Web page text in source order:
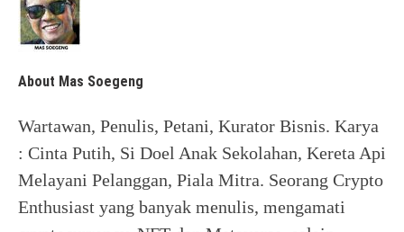
About Mas Soegeng
Wartawan, Penulis, Petani, Kurator Bisnis. Karya
: Cinta Putih, Si Doel Anak Sekolahan, Kereta Api
Melayani Pelanggan, Piala Mitra. Seorang Crypto
Enthusiast yang banyak menulis, mengamati